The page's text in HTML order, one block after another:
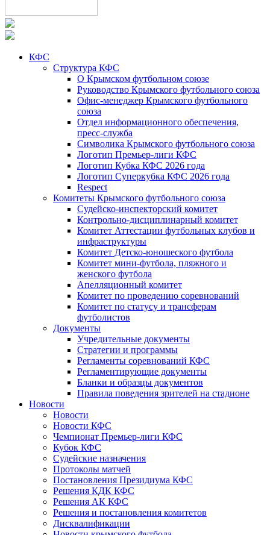
КФС
Структура КФС
О Крымском футбольном союзе
Руководство Крымского футбольного союза
Офис-менеджер Крымского футбольного
союза
Отдел информационного обеспечения,
пресс-служба
Символика Крымского футбольного союза
Логотип Премьер-лиги КФС
Логотип Кубка КФС 2026 года
Логотип Суперкубка КФС 2026 года
Respect
Комитеты Крымского футбольного союза
Судейско-инспекторский комитет
Контрольно-дисциплинарный комитет
Комитет Аттестации футбольных клубов и
инфраструктуры
Комитет Детско-юношеского футбола
Комитет мини-футбола, пляжного и
женского футбола
Апелляционный комитет
Комитет по проведению соревнований
Комитет по статусу и трансферам
футболистов
Документы
Учредительные документы
Стратегии и программы
Регламенты соревнований КФС
Регламентирующие документы
Бланки и образцы документов
Правила поведения зрителей на стадионе
Новости
Новости
Новости КФС
Чемпионат Премьер-лиги КФС
Кубок КФС
Судейские назначения
Протоколы матчей
Постановления Президиума КФС
Решения КДК КФС
Решения АК КФС
Решения и постановления комитетов
Дисквалификации